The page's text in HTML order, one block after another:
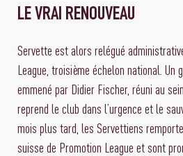
LE VRAI RENOUVEAU
Servette est alors relégué
League, troisième échelon national. Un
emmené par Didier Fischer, réuni au
reprend le club dans l’urgence et le
mois plus tard, les Servettiens
suisse de Promotion League et sont